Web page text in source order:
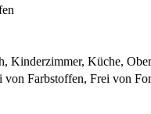
Kinderzimmer, Küche,
Farbstoffen, Frei von